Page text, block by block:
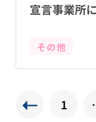
宣言事業所
その他
1